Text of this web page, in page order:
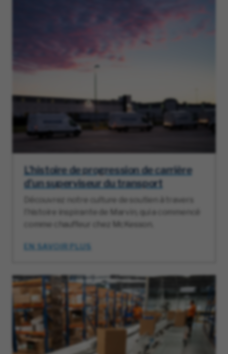
L’histoire de progression de carrière
d’un superviseur du transport
Découvrez notre culture de soutien à travers
l’histoire inspirante de Marvin, qui a commencé
comme chauffeur chez McKesson.
EN SAVOIR PLUS